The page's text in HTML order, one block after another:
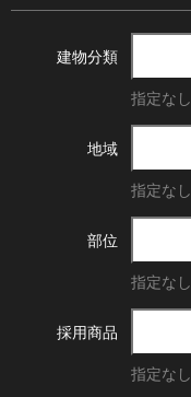
建物分類
指定なし
地域
指定なし
部位
指定なし
採用商品
指定なし